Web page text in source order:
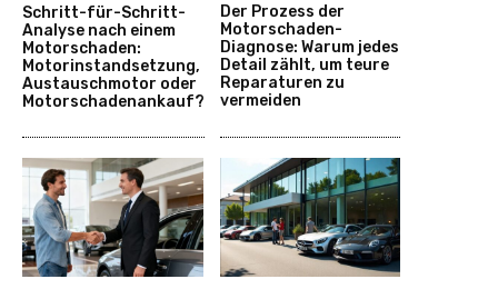
Schritt-für-Schritt-
Analyse nach einem
Motorschaden:
Motorinstandsetzung,
Austauschmotor oder
Motorschadenankauf?
Der Prozess der
Motorschaden-
Diagnose: Warum jedes
Detail zählt, um teure
Reparaturen zu
vermeiden